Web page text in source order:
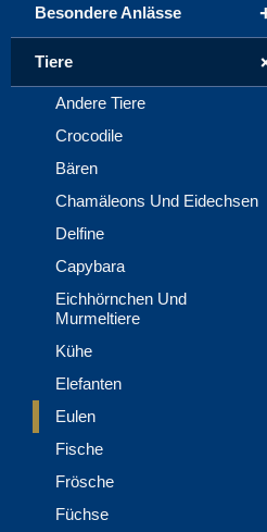
Besondere Anlässe
Tiere
Andere Tiere
Crocodile
Bären
Chamäleons Und Eidechsen
Delfine
Capybara
Eichhörnchen Und
Murmeltiere
Kühe
Elefanten
Eulen
Fische
Frösche
Füchse